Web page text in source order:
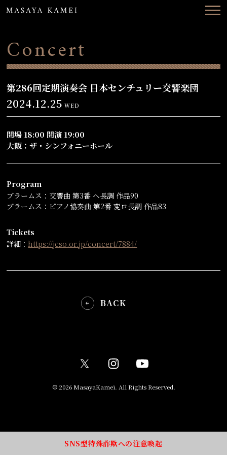
Concerts
Videos
日本語 ENG
Concert
第286回定期演奏会 日本センチュリー交響楽団
2024.12.25 WED
開場 18:00 開演 19:00
大阪：ザ・シンフォニーホール
Program
ブラームス：交響曲 第3番 ヘ長調 作品90
ブラームス：ピアノ協奏曲 第2番 変ロ長調 作品83
Tickets
詳細：https://jcso.or.jp/concert/7884/
BACK
© 2026 MasayaKamei. All Rights Reserved.
SNS型特殊詐欺への注意喚起